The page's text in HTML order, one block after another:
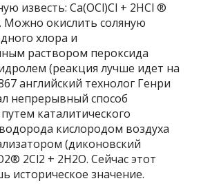
известь: Ca(OCl)Cl + 2HCl ®
Можно окислить соляную
хлора и
раствором пероксида
(реакция лучше идет на
английский технолог Генри
непрерывный способ
каталитического
кислородом воздуха
(диконовский
2Cl2 + 2H2O. Сейчас этот
историческое значение.